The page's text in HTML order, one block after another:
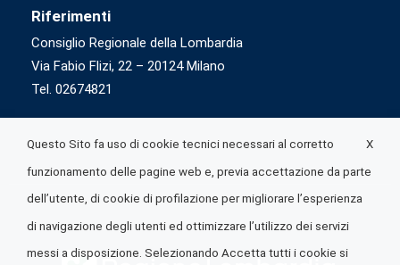
Riferimenti
Consiglio Regionale della Lombardia
Via Fabio Flizi, 22 – 20124 Milano
Tel. 02674821
X
Questo Sito fa uso di cookie tecnici necessari al corretto
funzionamento delle pagine web e, previa accettazione da parte
dell’utente, di cookie di profilazione per migliorare l’esperienza
di navigazione degli utenti ed ottimizzare l’utilizzo dei servizi
messi a disposizione. Selezionando Accetta tutti i cookie si